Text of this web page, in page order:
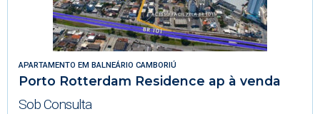
APARTAMENTO EM BALNEÁRIO CAMBORIÚ
Porto Rotterdam Residence ap à venda
Sob Consulta